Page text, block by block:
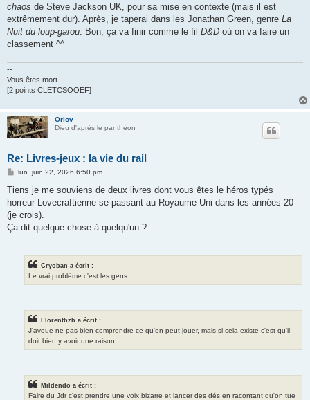
chaos de Steve Jackson UK, pour sa mise en contexte (mais il est
extrêmement dur). Après, je taperai dans les Jonathan Green, genre La
Nuit du loup-garou . Bon, ça va finir comme le fil D&D où on va faire un
classement ^^
--
Vous êtes mort
[2 points CLETCSOOEF]
Orlov
Dieu d'après le panthéon
Re: Livres-jeux : la vie du rail
M
s
a
g
lun. juin 22, 2026 6:50 pm
Tiens je me souviens de deux livres dont vous êtes le héros typés
horreur Lovecraftienne se passant au Royaume-Uni dans les années 20
(je crois).
Ça dit quelque chose à quelqu'un ?
Cryoban a écrit :
Le vrai problème c'est les gens.
Florentbzh a écrit :
J'avoue ne pas bien comprendre ce qu'on peut jouer, mais si cela existe c'est qu'il
doit bien y avoir une raison.
Mildendo a écrit :
Faire du Jdr c'est prendre une voix bizarre et lancer des dés en racontant qu'on tue